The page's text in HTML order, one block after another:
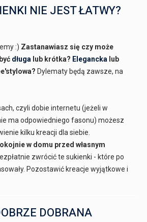
NIE JEST ŁATWY?
:) Zastanawiasz się czy może
długa lub krótka? Elegancka lub
Dylematy będą zawsze, na
czyli dobie internetu (jeżeli w
ma odpowiedniego fasonu) możesz
kilku kreacji dla siebie.
w domu przed własnym
zwrócić te sukienki - które po
Pozostawić kreacje wyjątkowe i
DOBRANA